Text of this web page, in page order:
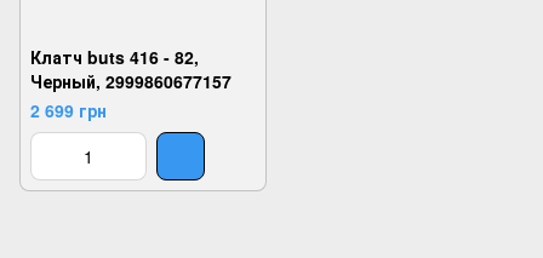
Клатч buts 416 - 82,
Черный, 2999860677157
2 699 грн